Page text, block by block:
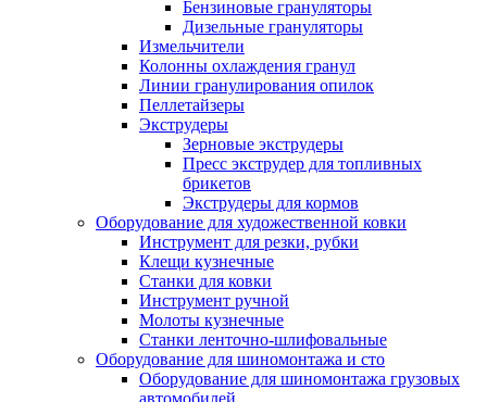
Бензиновые грануляторы
Дизельные грануляторы
Измельчители
Колонны охлаждения гранул
Линии гранулирования опилок
Пеллетайзеры
Экструдеры
Зерновые экструдеры
Пресс экструдер для топливных
брикетов
Экструдеры для кормов
Оборудование для художественной ковки
Инструмент для резки, рубки
Клещи кузнечные
Станки для ковки
Инструмент ручной
Молоты кузнечные
Станки ленточно-шлифовальные
Оборудование для шиномонтажа и сто
Оборудование для шиномонтажа грузовых
автомобилей